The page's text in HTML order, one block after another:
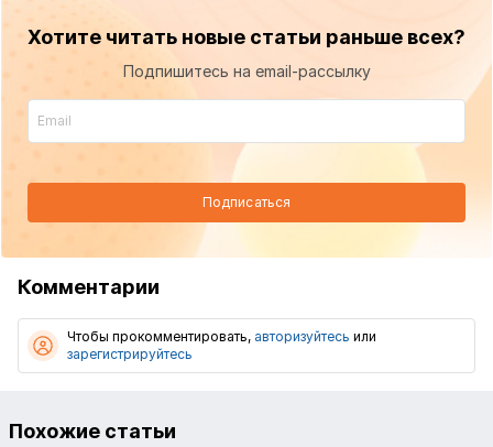
Хотите читать новые статьи раньше всех?
Подпишитесь на email-рассылку
Подписаться
Комментарии
Чтобы прокомментировать, авторизуйтесь или
зарегистрируйтесь
Похожие статьи